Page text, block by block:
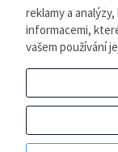
Zpracování
© E-
Elektronická evidence
evidenci tržeb je
zaevidovat přijatou tržbu
reklamy a
informacemi,
vašem používání